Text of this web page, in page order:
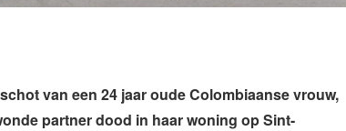
van een 24 jaar oude Colombiaanse vrouw,
partner dood in haar woning op Sint-